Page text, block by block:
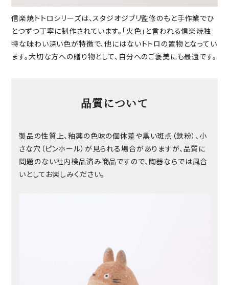
信楽焼トトロシリーズは、スタジオジブリ監修のもと手作業でひ
とつずつ丁寧に制作されています。「火色」と言われる信楽焼独
特な味わい深い色が特徴で、他にはないトトロの置物となってい
ます。大切な方への贈り物として、自分へのご褒美にも最適です。
品質について
製品の性質上、釉薬の色味の個体差や黒い斑点（鉄粉）、小
さな穴（ピンホール）が見られる場合がありますが、品質に
問題のない社内検品済み商品ですので、陶器ならでは風合
いとしてお楽しみください。